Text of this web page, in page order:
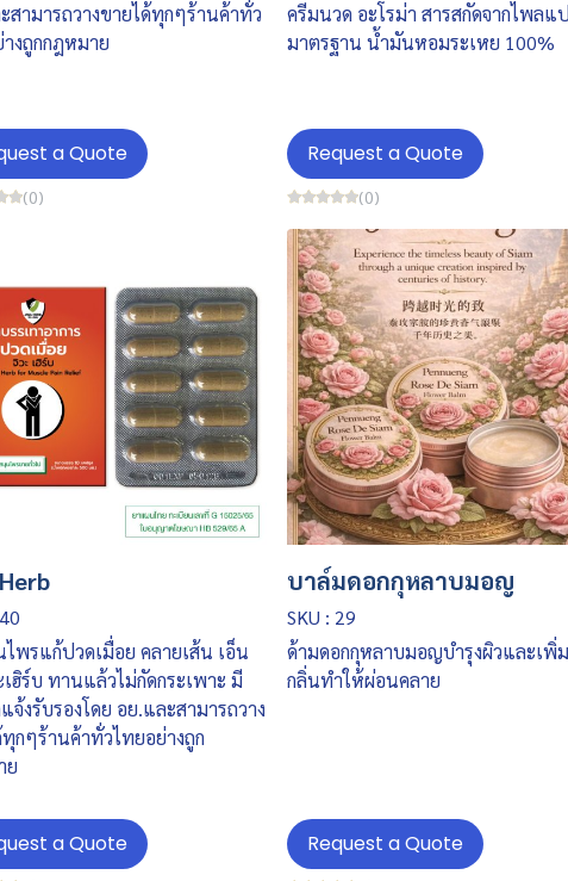
สามารถวางขายได้ทุกๆร้านค้าทั่ว
งถูกกฎหมาย
a Quote
(0)
ครีมนวด อะโรม่า สารสกัดจากไพลแ
มาตรฐาน น้ำมันหอมระเหย 100%
Request a Quote
(0)
พรแก้ปวดเมื่อย คลายเส้น เอ็น
เฮิร์บ ทานแล้วไม่กัดกระเพาะ มี
จ้งรับรองโดย อย.และสามารถวาง
กๆร้านค้าทั่วไทยอย่างถูก
ย
a Quote
บาล์มดอกกุหลาบมอญ
SKU : 29
ด้ามดอกกุหลาบมอญบำรุงผิวและเพิ่ม
กลิ่นทำให้ผ่อนคลาย
Request a Quote